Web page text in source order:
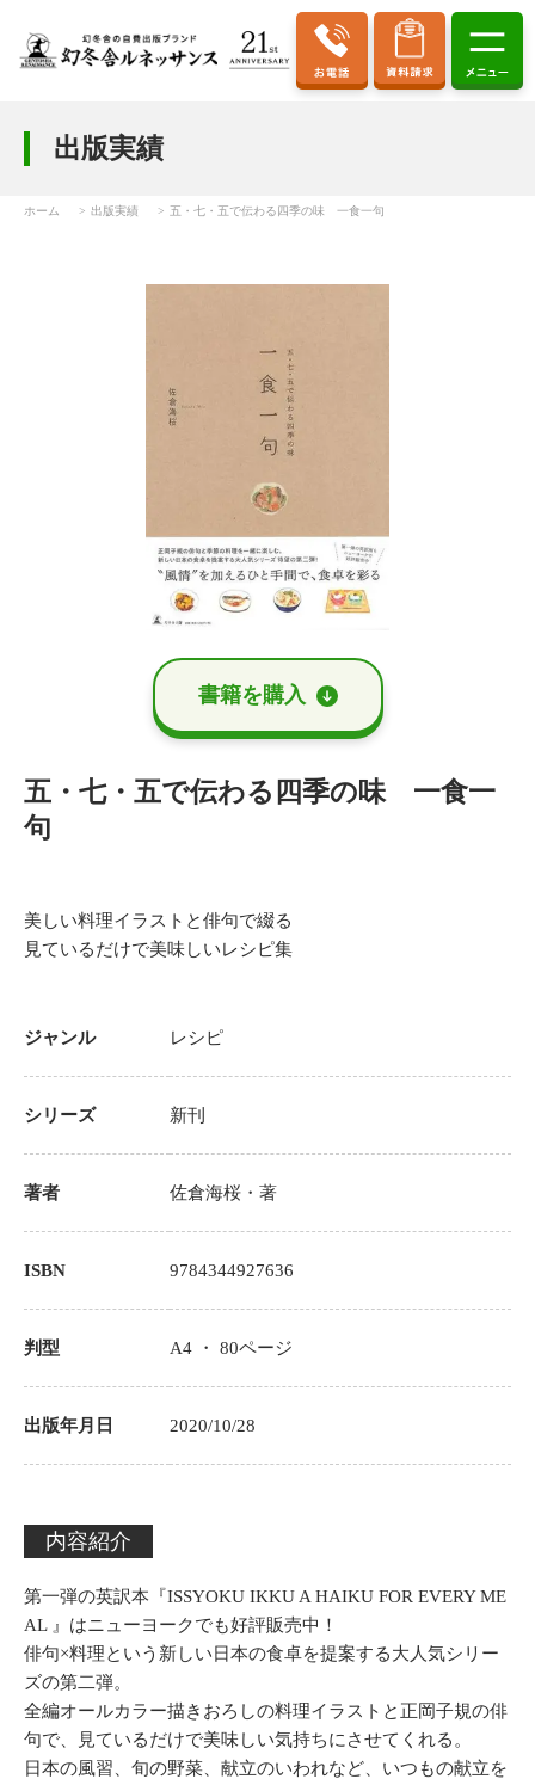
出版実績
ホーム 出版実績 五・七・五で伝わる四季の味 一食一句
書籍を購⼊
五・七・五で伝わる四季の味 一食一
句
美しい料理イラストと俳句で綴る
見ているだけで美味しいレシピ集
ジャンル レシピ
シリーズ 新刊
著者 佐倉海桜 ・著
ISBN 9784344927636
判型 A4 ・80ページ
出版年月日 2020/10/28
内容紹介
第一弾の英訳本『ISSYOKU IKKU A HAIKU FOR EVERY ME
AL 』はニューヨークでも好評販売中！
俳句×料理という新しい日本の食卓を提案する大人気シリー
ズの第二弾。
全編オールカラー描きおろしの料理イラストと正岡子規の俳
句で、見ているだけで美味しい気持ちにさせてくれる。
日本の風習、旬の野菜、献立のいわれなど、いつもの献立を